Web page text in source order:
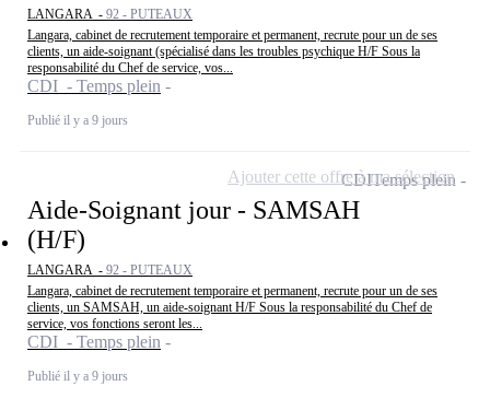
LANGARA - 92 - PUTEAUX
Langara, cabinet de recrutement temporaire et permanent, recrute pour un de ses
clients, un aide-soignant (spécialisé dans les troubles psychique H/F Sous la
responsabilité du Chef de service, vos...
CDI - Temps plein
Publié il y a 9 jours
Aide-Soignant jour - SAMSAH
(H/F)
LANGARA - 92 - PUTEAUX
Langara, cabinet de recrutement temporaire et permanent, recrute pour un de ses
clients, un SAMSAH, un aide-soignant H/F Sous la responsabilité du Chef de
service, vos fonctions seront les...
CDI - Temps plein
Publié il y a 9 jours
CDITemps plein
Ajouter cette offre à ma sélection